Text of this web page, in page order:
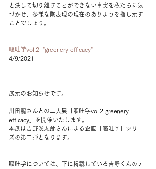
と決して切り離すことができない事実を私たちに気
づかせ、多様な陶表現の現在のありようを指し示す
ことでしょう。
嘔吐学vol.2  "greenery efficacy"
4/9/2021
展示のお知らせです。
川田龍さんとの二人展「嘔吐学vol.2 greenery
efficacy」を開催いたします。
本展は吉野俊太郎さんによる企画「嘔吐学」シリー
ズの第二弾となります。
嘔吐学については、下に掲載している吉野くんのテ